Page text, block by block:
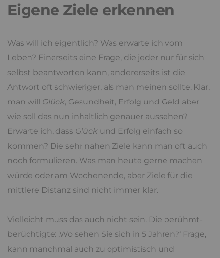
Eigene Ziele erkennen
Was will ich eigentlich? Was erwarte ich vom
Leben? Einerseits eine Frage, die jeder nur für sich
selbst beantworten kann, andererseits ist die
Antwort oft schwieriger, als man meinen sollte. Klar,
man will Glück, Gesundheit, Erfolg und Geld aber
wie soll das nun inhaltlich genauer aussehen?
Erwarte ich, dass Glück und Erfolg einfach so
kommen? Die sehr nahen Ziele kann man oft auch
noch formulieren. Was man heute gerne machen
würde oder am Wochenende, aber Ziele für die
mittlere Distanz sind nicht immer klar.
Vielleicht muss das auch nicht sein. Die berühmt-
berüchtigte: ‚Wo sehen Sie sich in 5 Jahren?‘ Frage,
kann manchmal auch zu optimistisch und